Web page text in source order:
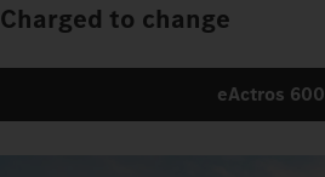
Charged to change
eActros 600